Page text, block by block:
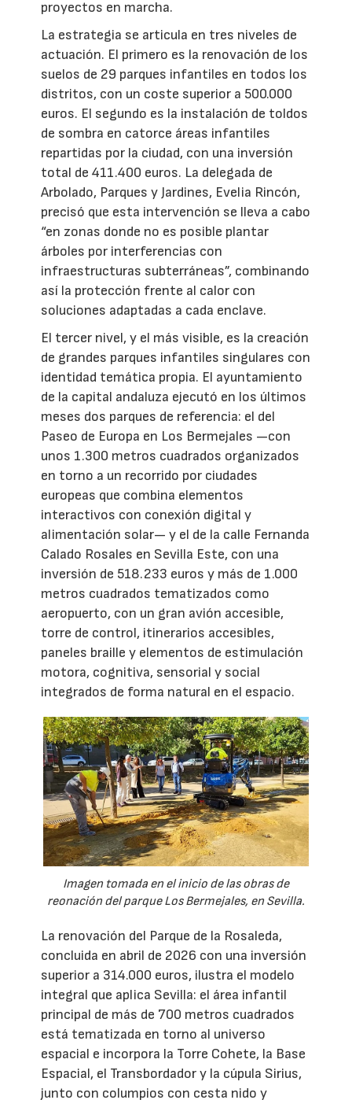
proyectos en marcha.
La estrategia se articula en tres niveles de
actuación. El primero es la renovación de los
suelos de 29 parques infantiles en todos los
distritos, con un coste superior a 500.000
euros. El segundo es la instalación de toldos
de sombra en catorce áreas infantiles
repartidas por la ciudad, con una inversión
total de 411.400 euros. La delegada de
Arbolado, Parques y Jardines, Evelia Rincón,
precisó que esta intervención se lleva a cabo
“en zonas donde no es posible plantar
árboles por interferencias con
infraestructuras subterráneas”, combinando
así la protección frente al calor con
soluciones adaptadas a cada enclave.
El tercer nivel, y el más visible, es la creación
de grandes parques infantiles singulares con
identidad temática propia. El ayuntamiento
de la capital andaluza ejecutó en los últimos
meses dos parques de referencia: el del
Paseo de Europa en Los Bermejales —con
unos 1.300 metros cuadrados organizados
en torno a un recorrido por ciudades
europeas que combina elementos
interactivos con conexión digital y
alimentación solar— y el de la calle Fernanda
Calado Rosales en Sevilla Este, con una
inversión de 518.233 euros y más de 1.000
metros cuadrados tematizados como
aeropuerto, con un gran avión accesible,
torre de control, itinerarios accesibles,
paneles braille y elementos de estimulación
motora, cognitiva, sensorial y social
integrados de forma natural en el espacio.
Imagen tomada en el inicio de las obras de
reonación del parque Los Bermejales, en Sevilla.
La renovación del Parque de la Rosaleda,
concluida en abril de 2026 con una inversión
superior a 314.000 euros, ilustra el modelo
integral que aplica Sevilla: el área infantil
principal de más de 700 metros cuadrados
está tematizada en torno al universo
espacial e incorpora la Torre Cohete, la Base
Espacial, el Transbordador y la cúpula Sirius,
junto con columpios con cesta nido y